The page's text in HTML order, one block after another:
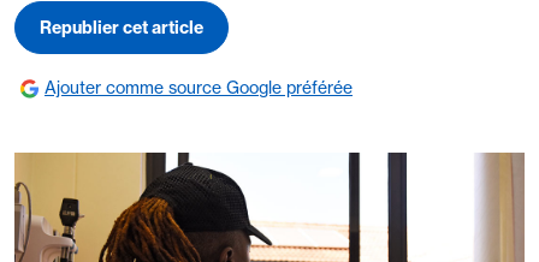
Republier cet article
Ajouter comme source Google préférée